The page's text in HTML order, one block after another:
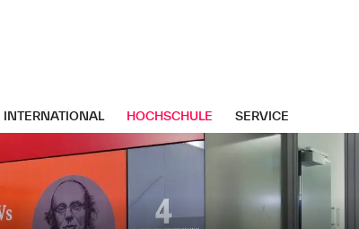
INTERNATIONAL HOCHSCHULE SERVICE